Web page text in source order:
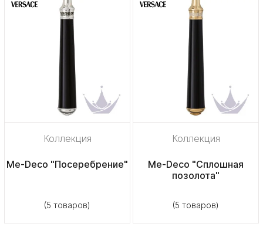
Коллекция
Me-Deco "Посеребрение"
(5 товаров)
Коллекция
Me-Deco "Сплошная
позолота"
(5 товаров)